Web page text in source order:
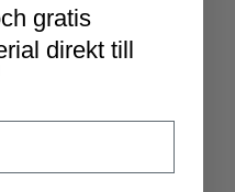
gratis
direkt till